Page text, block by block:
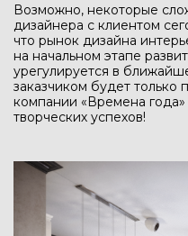
Возможно, некоторые
дизайнера с клиентом
что рынок дизайна
на начальном этапе
урегулируется в
заказчиком будет
компании «Времена
творческих успехов!